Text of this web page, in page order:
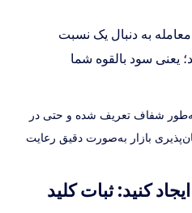
به دنبال یک نسبت
یعنی سود بالقوه شما
شفاف تعریف شده و حتی در
بازار به‌صورت دقیق رعایت
کنید: ثبات کلید